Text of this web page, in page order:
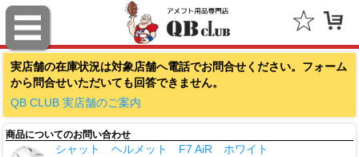
実店舗の在庫状況は対象店舗へ電話でお問合せください。フォーム
から問合せいただいても回答できません。
QB CLUB 実店舗のご案内
商品についてのお問い合わせ
シャット ヘルメット F7 AiR ホワイト
ファナティクス（Fanatics）
アウトドアキャップ（Outdoor Cap Company）
スポルディング（SPALDING）
ミッチェル＆ネス（Mitchell & Ness）